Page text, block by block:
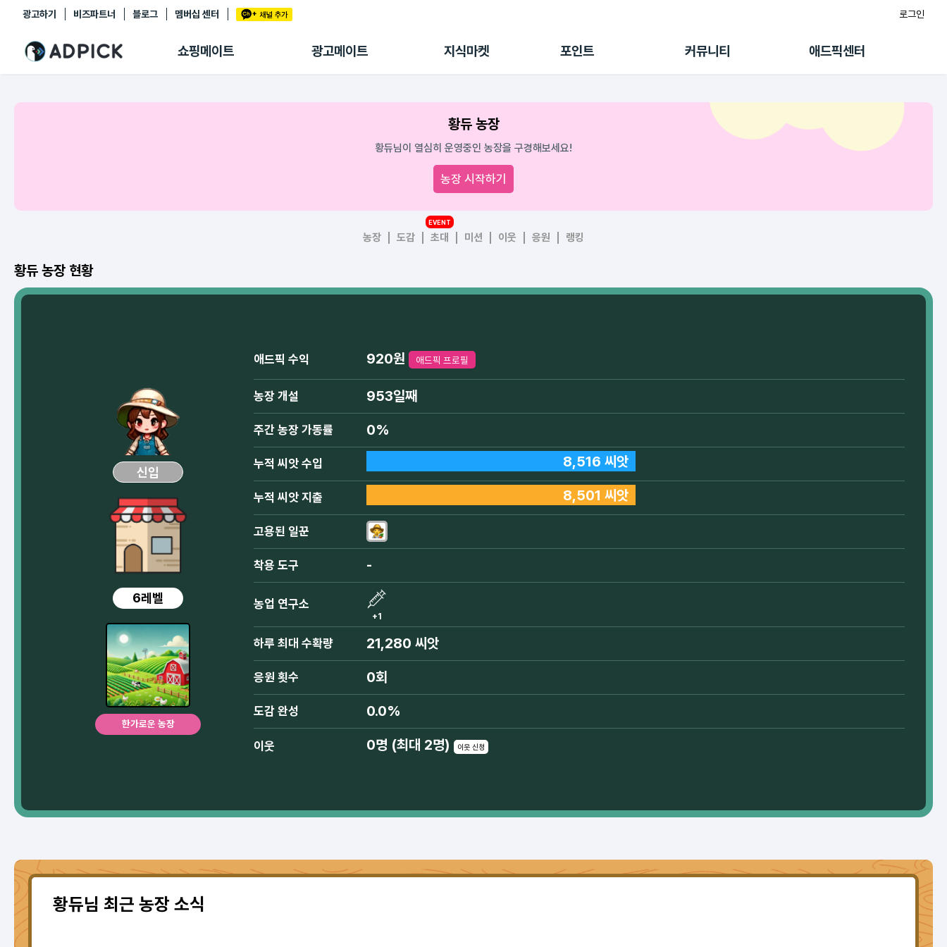
광고하기 비즈파트너 블로그 멤버십 센터 로그인
쇼핑메이트 광고메이트 지식마켓 포인트 커뮤니티 애드픽센터
추천상품
쇼핑 에이전트
링크관리
광고리포트
출석 룰렛
후원
랭킹
초대보너스
수익 Live
멤버십 센터
마이도메인
황듀 농장
황듀님이 열심히 운영중인 농장을 구경해보세요!
농장 시작하기
농장 도감 초대
EVENT
미션 이웃 응원 랭킹
황듀 농장 현황
신입
6레벨
한가로운 농장
애드픽 수익 920원 애드픽 프로필
농장 개설 953일째
주간 농장 가동률 0%
누적 씨앗 수입 8,516 씨앗
누적 씨앗 지출 8,501 씨앗
고용된 일꾼
착용 도구 -
농업 연구소
+1
하루 최대 수확량 21,280 씨앗
응원 횟수 0회
도감 완성 0.0%
이웃 0명 (최대 2명) 이웃 신청
황듀님 최근 농장 소식